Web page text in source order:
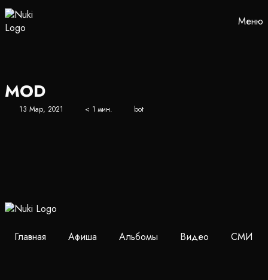
Меню
MOD
13 Мар, 2021 < 1 мин. bot
Главная Афиша Альбомы Видео СМИ